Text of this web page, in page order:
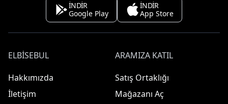
İNDİR
Google Play
İNDİR
App Store
ELBISEBUL
Hakkımızda
İletişim
ARAMIZA KATIL
Satış Ortaklığı
Mağazanı Aç